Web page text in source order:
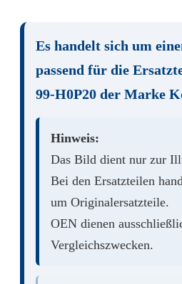
Es handelt sich um
passend für die
99-H0P20 der Marke
Hinweis:
Das Bild dient nur zur
Bei den Ersatzteilen
um Originalersatzteile.
OEN dienen
Vergleichszwecken.